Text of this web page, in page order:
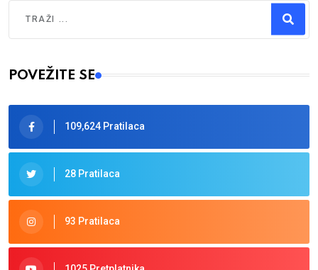
Type 2 or more characters for results.
POVEŽITE SE
109,624 Pratilaca
28 Pratilaca
93 Pratilaca